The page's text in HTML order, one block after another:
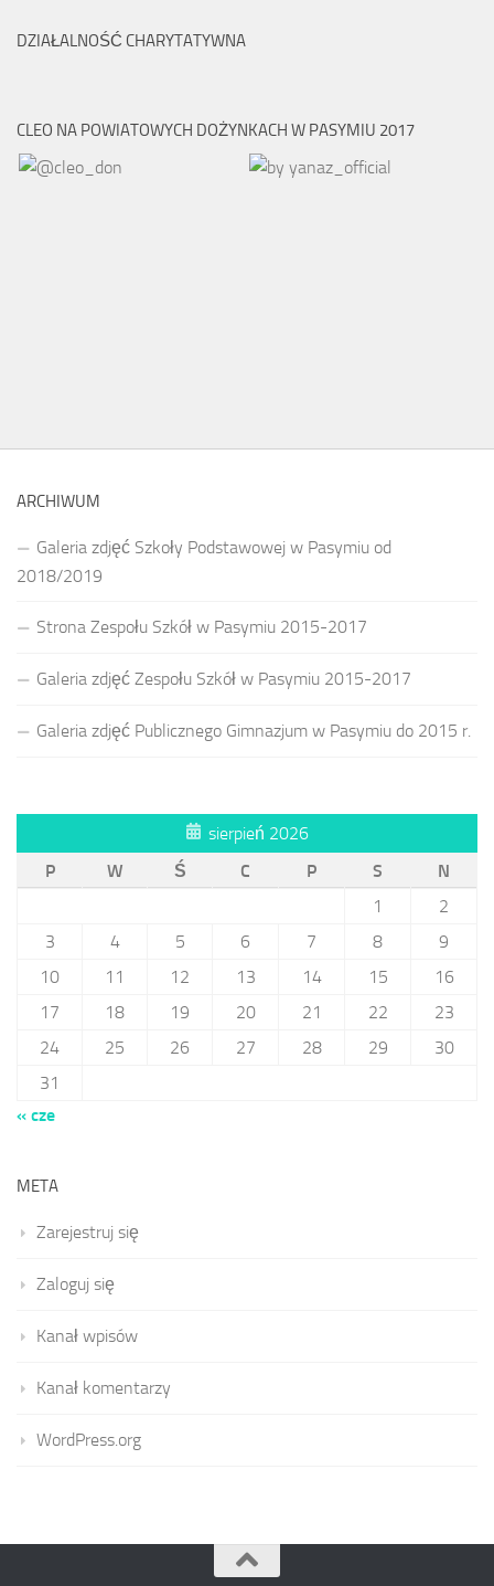
DZIAŁALNOŚĆ CHARYTATYWNA
CLEO NA POWIATOWYCH DOŻYNKACH W PASYMIU 2017
ARCHIWUM
Galeria zdjęć Szkoły Podstawowej w Pasymiu od
2018/2019
Strona Zespołu Szkół w Pasymiu 2015-2017
Galeria zdjęć Zespołu Szkół w Pasymiu 2015-2017
Galeria zdjęć Publicznego Gimnazjum w Pasymiu do 2015 r.
sierpień 2026
P
W Ś C P S
N
1
2
3
4 5 6 7 8
9
10
11 12 13 14 15
16
17
18 19 20 21 22
23
24
25 26 27 28 29
30
31
« cze
META
Zarejestruj się
Zaloguj się
Kanał wpisów
Kanał komentarzy
WordPress.org